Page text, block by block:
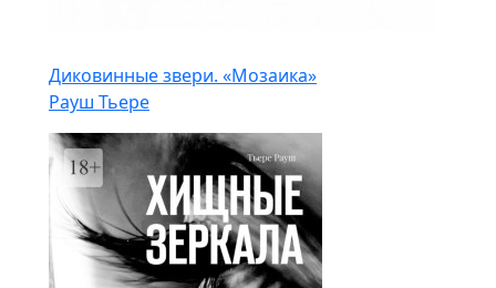
Диковинные звери. «Мозаика»
Рауш Тьере